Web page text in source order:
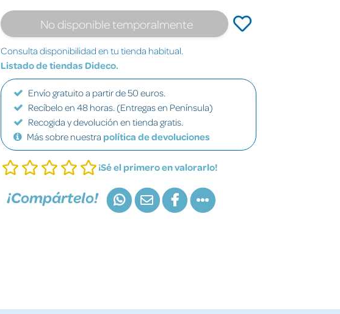
No disponible temporalmente
Consulta disponibilidad en tu tienda habitual.
Listado de tiendas Dideco.
Envío gratuito a partir de 50 euros.
Recíbelo en 48 horas. (Entregas en Península)
Recogida y devolución en tienda gratis.
Más sobre nuestra política de devoluciones
¡Sé el primero en valorarlo!
¡Compártelo!